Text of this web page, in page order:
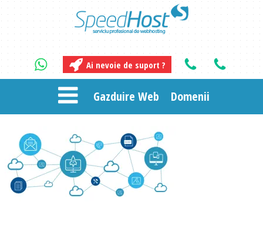
Ai nevoie de suport ?
Gazduire Web Domenii